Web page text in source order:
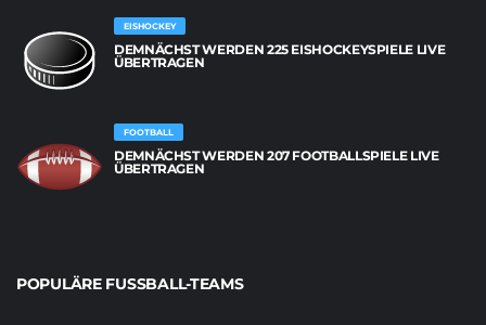
EISHOCKEY
DEMNÄCHST WERDEN 225 EISHOCKEYSPIELE LIVE
ÜBERTRAGEN
FOOTBALL
DEMNÄCHST WERDEN 207 FOOTBALLSPIELE LIVE
ÜBERTRAGEN
POPULÄRE FUSSBALL-TEAMS